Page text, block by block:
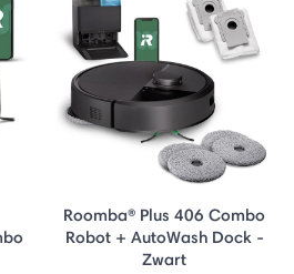
Roomba® Plus 406 Combo
Robot + AutoWash Dock -
Zwart